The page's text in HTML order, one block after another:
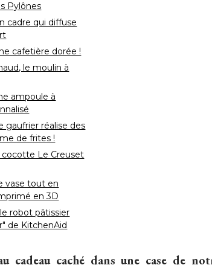
Pylônes
cadre qui diffuse
cafetière dorée !
le moulin à
ampoule à
gaufrier réalise des
de frites !
cocotte Le Creuset
vase tout en
en 3D
robot pâtissier
de KitchenAid
cadeau caché dans une case de